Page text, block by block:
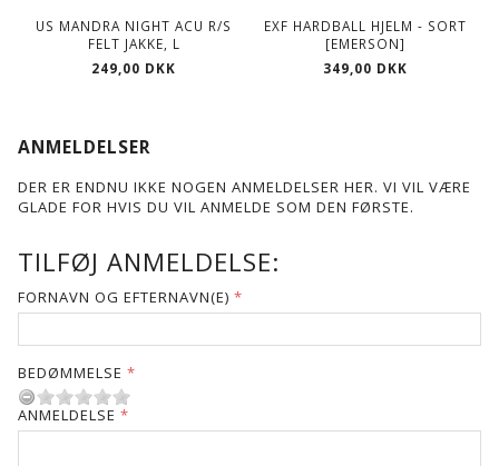
US MANDRA NIGHT ACU R/S
FELT JAKKE, L
249,00 DKK
EXF HARDBALL HJELM - SORT
[EMERSON]
349,00 DKK
ANMELDELSER
DER ER ENDNU IKKE NOGEN ANMELDELSER HER. VI VIL VÆRE
GLADE FOR HVIS DU VIL ANMELDE SOM DEN FØRSTE.
TILFØJ ANMELDELSE:
FORNAVN OG EFTERNAVN(E)
BEDØMMELSE
ANMELDELSE